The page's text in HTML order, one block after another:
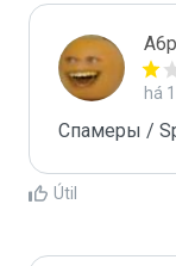
há
Спамеры /
Útil